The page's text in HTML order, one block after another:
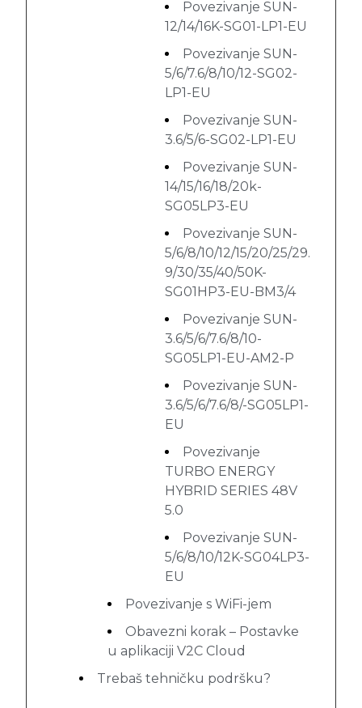
Povezivanje SUN-
12/14/16K-SG01-LP1-EU
Povezivanje SUN-
5/6/7.6/8/10/12-SG02-
LP1-EU
Povezivanje SUN-
3.6/5/6-SG02-LP1-EU
Povezivanje SUN-
14/15/16/18/20k-
SG05LP3-EU
Povezivanje SUN-
5/6/8/10/12/15/20/25/29.
9/30/35/40/50K-
SG01HP3-EU-BM3/4
Povezivanje SUN-
3.6/5/6/7.6/8/10-
SG05LP1-EU-AM2-P
Povezivanje SUN-
3.6/5/6/7.6/8/-SG05LP1-
EU
Povezivanje
TURBO ENERGY
HYBRID SERIES 48V
5.0
Povezivanje SUN-
5/6/8/10/12K-SG04LP3-
EU
Povezivanje s WiFi-jem
Obavezni korak – Postavke
u aplikaciji V2C Cloud
Trebaš tehničku podršku?